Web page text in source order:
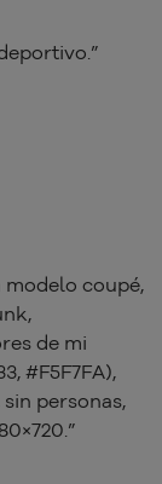
coupé,
de mi
#F5F7FA),
personas,